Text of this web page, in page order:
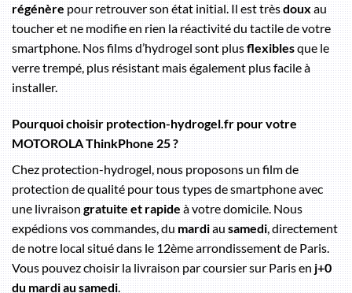
régénèrepour retrouver son état initial. Il est trèsdouxau
toucher et ne modifie en rien la réactivité du tactile de votre
smartphone. Nos films d’hydrogel sont plusflexiblesque le
verre trempé, plus résistant mais également plus facile à
installer.
Pourquoi choisir protection-hydrogel.fr pour votre
MOTOROLA ThinkPhone 25 ?
Chez protection-hydrogel, nous proposons un film de
protection de qualité pour tous types de smartphone avec
une livraisongratuite et rapideà votre domicile. Nous
expédions vos commandes, dumardiausamedi, directement
de notre local situé dans le 12ème arrondissement de Paris.
Vous pouvez choisir la livraison par coursier sur Paris enj+0
du mardi au samedi.